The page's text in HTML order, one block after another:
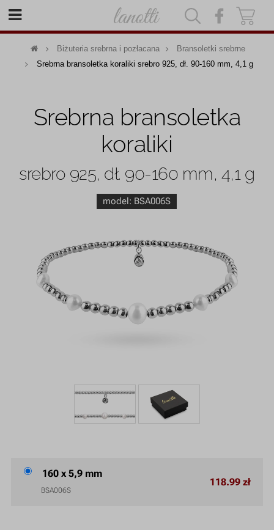
Biżuteria srebrna i pozłacana
Bransoletki srebrne
Srebrna bransoletka koraliki srebro 925, dł. 90-160 mm, 4,1 g
Srebrna bransoletka
koraliki
srebro 925, dł. 90-160 mm, 4,1 g
model: BSA006S
160 x 5,9 mm
BSA006S
118.99 zł